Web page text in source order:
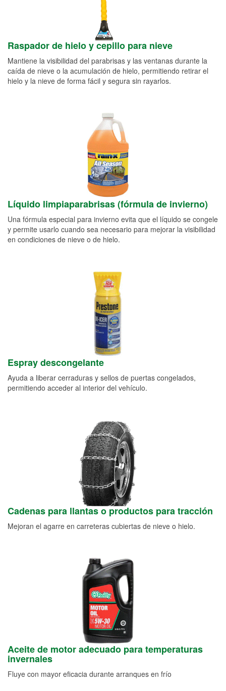
Raspador de hielo y cepillo para nieve
Mantiene la visibilidad del parabrisas y las ventanas durante la
caída de nieve o la acumulación de hielo, permitiendo retirar el
hielo y la nieve de forma fácil y segura sin rayarlos.
Líquido limpiaparabrisas (fórmula de invierno)
Una fórmula especial para invierno evita que el líquido se congele
y permite usarlo cuando sea necesario para mejorar la visibilidad
en condiciones de nieve o de hielo.
Espray descongelante
Ayuda a liberar cerraduras y sellos de puertas congelados,
permitiendo acceder al interior del vehículo.
Cadenas para llantas o productos para tracción
Mejoran el agarre en carreteras cubiertas de nieve o hielo.
Aceite de motor adecuado para temperaturas
invernales
Fluye con mayor eficacia durante arranques en frío